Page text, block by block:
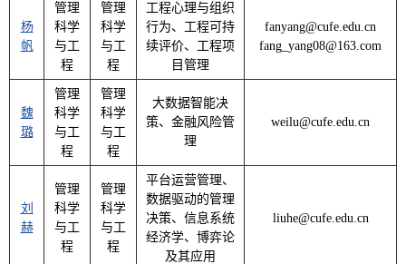
杨
帆
管理
科学
与工
程
管理
科学
与工
程
工程心理与组织
行为、工程可持
续评价、工程项
目管理
fanyang@cufe.edu.cn
fang_yang08@163.com
魏
璐
管理
科学
与工
程
管理
科学
与工
程
大数据智能决
策、金融风险管
理
weilu@cufe.edu.cn
刘
赫
管理
科学
与工
程
管理
科学
与工
程
平台运营管理、
数据驱动的管理
决策、信息系统
经济学、博弈论
及其应用
liuhe@cufe.edu.cn